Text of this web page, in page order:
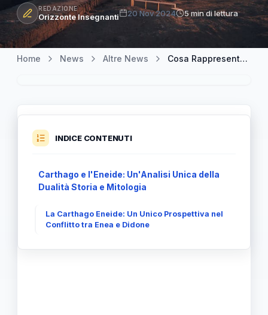
REDAZIONE
Orizzonte Insegnanti 20 Nov 2024 5 min di lettura
Home News Altre News Cosa Rappresenta Carthago Eneide: Un Viaggio tra Storia e Mitologia
INDICE CONTENUTI
Carthago e l'Eneide: Un'Analisi Unica della
Dualità Storia e Mitologia
La Carthago Eneide: Un Unico Prospettiva nel
Conflitto tra Enea e Didone